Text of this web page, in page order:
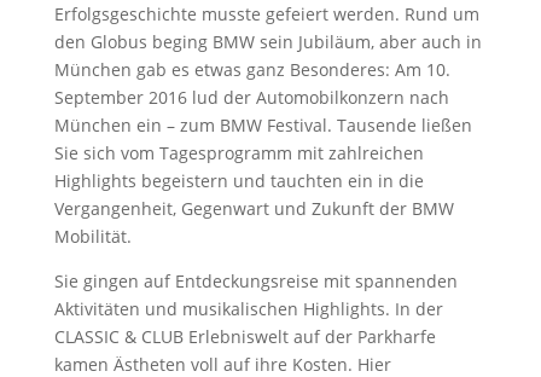
Erfolgsgeschichte musste gefeiert werden. Rund um
den Globus beging BMW sein Jubiläum, aber auch in
München gab es etwas ganz Besonderes: Am 10.
September 2016 lud der Automobilkonzern nach
München ein – zum BMW Festival. Tausende ließen
Sie sich vom Tagesprogramm mit zahlreichen
Highlights begeistern und tauchten ein in die
Vergangenheit, Gegenwart und Zukunft der BMW
Mobilität.
Sie gingen auf Entdeckungsreise mit spannenden
Aktivitäten und musikalischen Highlights. In der
CLASSIC & CLUB Erlebniswelt auf der Parkharfe
kamen Ästheten voll auf ihre Kosten. Hier